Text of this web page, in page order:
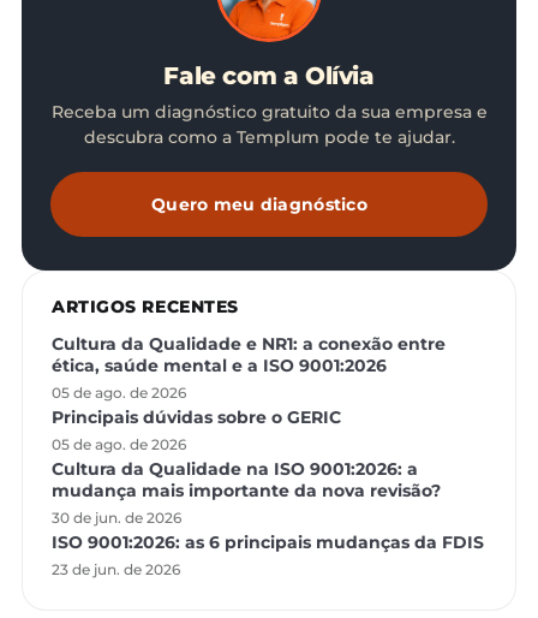
Fale com a Olívia
Receba um diagnóstico gratuito da sua empresa e
descubra como a Templum pode te ajudar.
Quero meu diagnóstico
ARTIGOS RECENTES
Cultura da Qualidade e NR1: a conexão entre
ética, saúde mental e a ISO 9001:2026
05 de ago. de 2026
Principais dúvidas sobre o GERIC
05 de ago. de 2026
Cultura da Qualidade na ISO 9001:2026: a
mudança mais importante da nova revisão?
30 de jun. de 2026
ISO 9001:2026: as 6 principais mudanças da FDIS
23 de jun. de 2026